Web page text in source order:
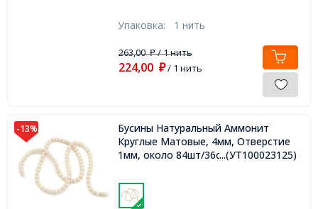
Упаковка: 1 нить
263,00₽/ 1 нить
224,00 ₽/ 1 нить
-13%
Бусины Натуральный Аммонит
Круглые Матовые, 4мм, Отверстие
1мм, около 84шт/36см/нить,...(УТ100023125)